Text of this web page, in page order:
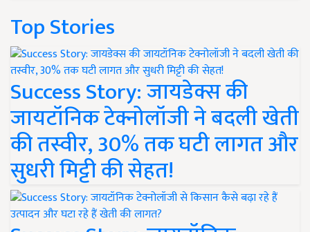
Top Stories
Success Story: जायडेक्स की
जायटॉनिक टेक्नोलॉजी ने बदली खेती
की तस्वीर, 30% तक घटी लागत और
सुधरी मिट्टी की सेहत!